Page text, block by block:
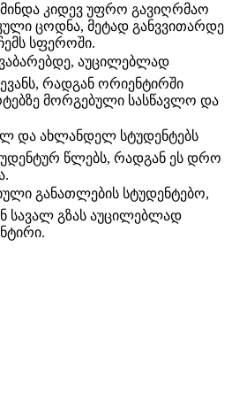
კიდევ უფრო გავიღრმაო
ცოდნა, მეტად განვვითარდე
სფეროში.
აუცილებლად
რადგან ორიენტირში
მორგებული სასწავლო და
და ახლანდელ სტუდენტებს
წლებს, რადგან ეს დრო
განათლების სტუდენტებო,
სავალ გზას აუცილებლად